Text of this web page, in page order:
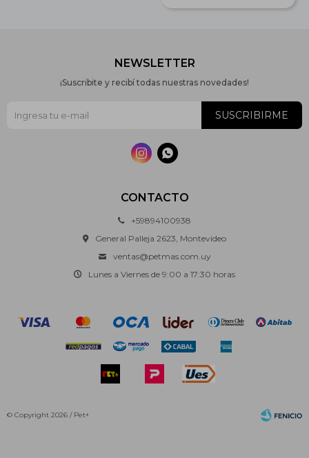
CONTACTO
+59894100938
General Palleja 2623, Montevideo
ventas@petmas.com.uy
Lunes a Viernes de 9:00 a 17:30 horas
NEWSLETTER
¡Suscribite y recibí todas nuestras novedades!
SUSCRIBIRME
 
© Copyright 2026 / Pet+